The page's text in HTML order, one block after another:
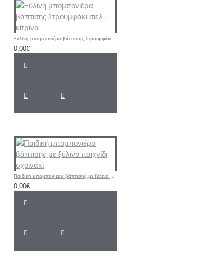
Ξύλινη μπομπονιέρα βάπτισης Στρουμφάκι σιελ - κίτρινο
0,00€
Παιδική μπομπονιέρα βάπτισης με ξύλινο παιχνίδι σχοινάκι
0,00€